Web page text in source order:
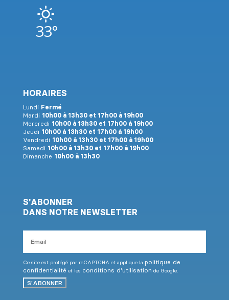
33°
HORAIRES
Lundi Fermé
Mardi 10h00 à 13h30 et 17h00 à 19h00
Mercredi 10h00 à 13h30 et 17h00 à 19h00
Jeudi 10h00 à 13h30 et 17h00 à 19h00
Vendredi 10h00 à 13h30 et 17h00 à 19h00
Samedi 10h00 à 13h30 et 17h00 à 19h00
Dimanche 10h00 à 13h30
S'ABONNER
DANS NOTRE NEWSLETTER
Ce site est protégé par reCAPTCHA et applique la politique de
confidentialité et les conditions d'utilisation de Google.
S'ABONNER